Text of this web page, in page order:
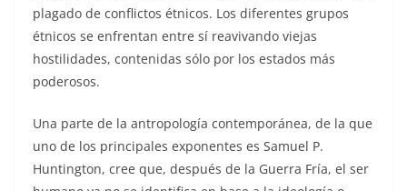
plagado de conflictos étnicos. Los diferentes grupos
étnicos se enfrentan entre sí reavivando viejas
hostilidades, contenidas sólo por los estados más
poderosos.
Una parte de la antropología contemporánea, de la que
uno de los principales exponentes es Samuel P.
Huntington, cree que, después de la Guerra Fría, el ser